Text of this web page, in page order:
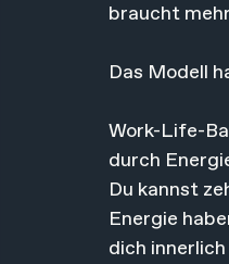
braucht
Das Modell
Work-Life-
durch
Du kannst
Energie
dich